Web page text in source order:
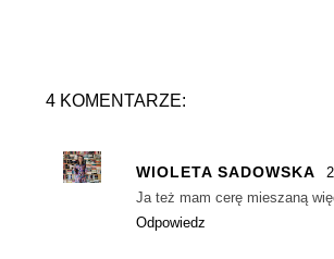
4 KOMENTARZE:
WIOLETA SADOWSKA
Ja też mam cerę mieszaną
Odpowiedz